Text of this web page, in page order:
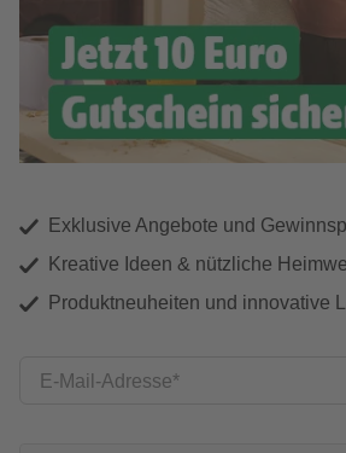
Exklusive Angebote und
Kreative Ideen & nützliche
Produktneuheiten und innovative
E-Mail-Adresse